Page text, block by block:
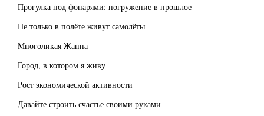
Прогулка под фонарями: погружение в прошлое
Не только в полёте живут самолёты
Многоликая Жанна
Город, в котором я живу
Рост экономической активности
Давайте строить счастье своими руками